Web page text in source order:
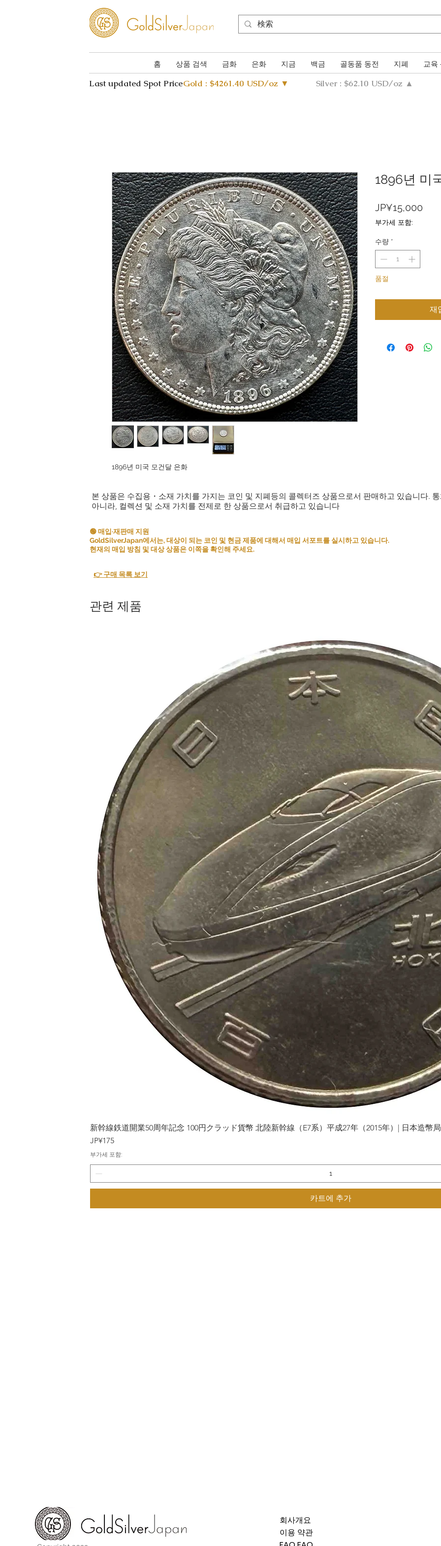
홈 상품 검색 금화 은화 지금 백금 골동품 동전 지폐 교육
Last updated Spot PriceGold : $4261.40 USD/oz ▼ Silver : $62.10 USD/oz ▲
1896년 미국 모건달 은화
1896년 미
JP¥15,000
부가세 포함:
수량 *
품절
재
본 상품은 수집용・소재 가치를 가지는 코인 및 지폐등의 콜렉터즈 상품으로서 판매하고 있습니다.
아니라, 컬렉션 및 소재 가치를 전제로 한 상품으로서 취급하고 있습니다
🟢 매입·재판매 지원
GoldSilverJapan에서는, 대상이 되는 코인 및 현금 제품에 대해서 매입 서포트를 실시하고 있습니다.
현재의 매입 방침 및 대상 상품은 이쪽을 확인해 주세요.
👉 구매 목록 보기
관련 제품
제품보기
新幹線鉄道開業50周年記念 100円クラッド貨幣 北陸新幹線（E7系）平成27年（2015年）| 日本造幣
가격
JP¥175
부가세 포함:
카트에 추가
회사개요
이용 약관